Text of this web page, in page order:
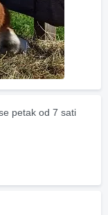
petak od 7 sati